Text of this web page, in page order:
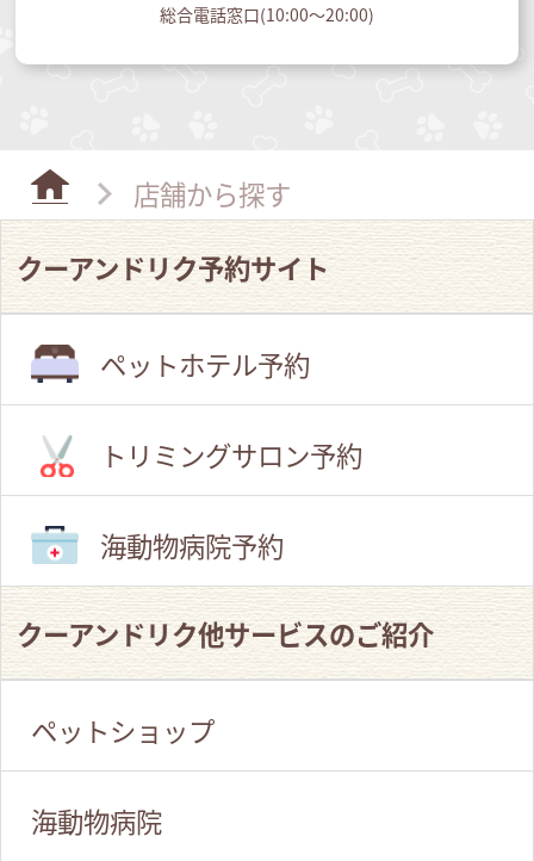
総合電話窓口(10:00～20:00)
店舗から探す
クーアンドリク予約サイト
ペットホテル予約
トリミングサロン予約
海動物病院予約
クーアンドリク他サービスのご紹介
ペットショップ
海動物病院